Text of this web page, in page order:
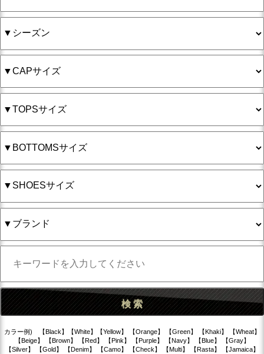
カラー例) 【Black】【White】【Yellow】 【Orange】 【Green】 【Khaki】 【Wheat】
【Beige】 【Brown】 【Red】 【Pink】 【Purple】 【Navy】 【Blue】 【Gray】
【Silver】 【Gold】 【Denim】 【Camo】 【Check】 【Multi】 【Rasta】 【Jamaica】